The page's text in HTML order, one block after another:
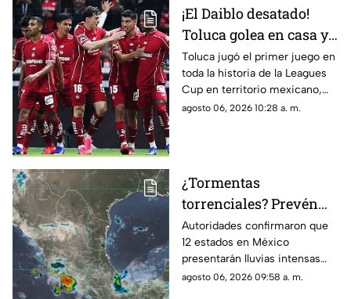
¡El Daiblo desatado!
Toluca golea en casa y
Chivas pierde en
penales en la Jornada 1
de la Leagues Cup 2026
Toluca jugó el primer juego en
toda la historia de la Leagues
Cup en territorio mexicano,
donde ganó contra Seattle
agosto 06, 2026 10:28 a. m.
¿Tormentas
torrenciales? Prevén
lluvias intensas en 12
estados de México HOY;
Morelos se encuentra
en la lista
Autoridades confirmaron que
12 estados en México
presentarán lluvias intensas
hoy jueves 6 de agosto de
agosto 06, 2026 09:58 a. m.